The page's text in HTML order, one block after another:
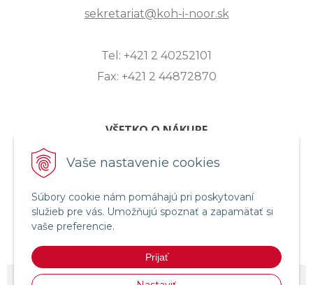
Vaše nastavenie cookies
Súbory cookie nám pomáhajú pri poskytovaní
služieb pre vás. Umožňujú spoznať a zapamätať si
vaše preferencie.
Prijať
sekretariat@koh-i-noor.sk
Tel: +421 2 40252101
Fax: +421 2 44872870
VŠETKO O NÁKUPE
ZASLANIE OTÁZKY
OBCHODNÉ PODMIENKY
REKLAMAČNÝ PORIADOK
© 2026 KOH-I-NOOR HARDTMUTH SLOVENSKO • e-shop